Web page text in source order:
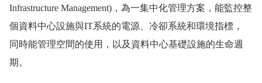
Infrastructure Management)，為一集中化管理方案，能監控整
個資料中心設施與IT系統的電源、冷卻系統和環境指標，
同時能管理空間的使用，以及資料中心基礎設施的生命週
期。